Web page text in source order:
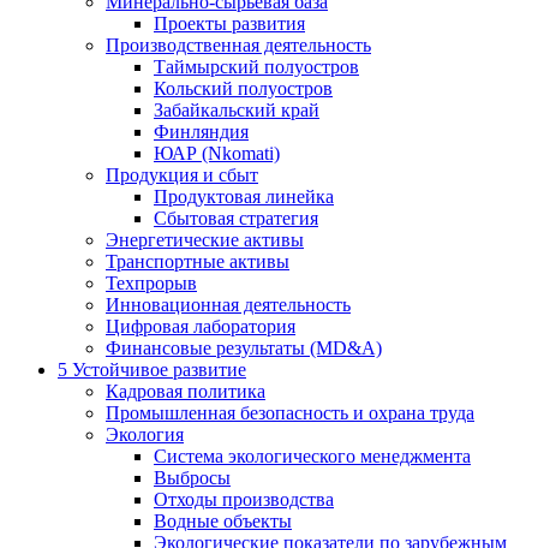
Проекты развития
Производственная деятельность
Таймырский полуостров
Кольский полуостров
Забайкальский край
Финляндия
ЮАР (Nkomati)
Продукция и сбыт
Продуктовая линейка
Сбытовая стратегия
Энергетические активы
Транспортные активы
Техпрорыв
Инновационная деятельность
Цифровая лаборатория
Финансовые результаты (MD&A)
5 Устойчивое развитие
Кадровая политика
Промышленная безопасность и охрана труда
Экология
Система экологического менеджмента
Выбросы
Отходы производства
Водные объекты
Экологические показатели по зарубежным